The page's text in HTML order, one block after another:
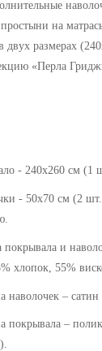
на
двух размерах
«Перла
- 240х260 см (1
см (2 шт.),
покрывала и
хлопок, 55%
– сатин
–